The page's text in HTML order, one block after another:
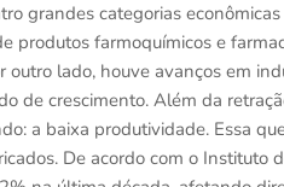
grandes categorias
produtos farmoquímicos e
lado, houve avanços em
de crescimento. Além da
a baixa produtividade. Essa
De acordo com o Instituto